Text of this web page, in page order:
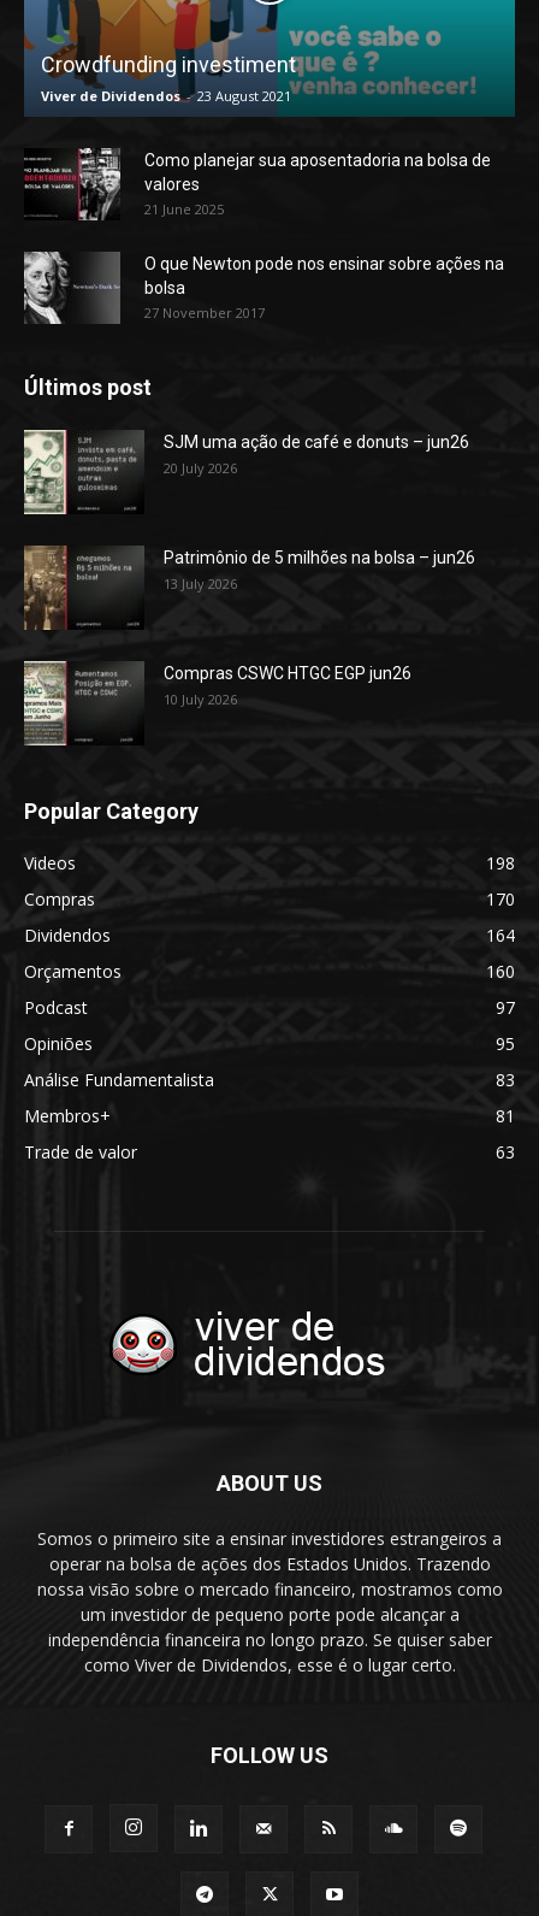
Crowdfunding investiment
Viver de Dividendos - 23 August 2021
Como planejar sua aposentadoria na bolsa de
valores
21 June 2025
O que Newton pode nos ensinar sobre ações na
bolsa
27 November 2017
Últimos post
SJM uma ação de café e donuts – jun26
20 July 2026
Patrimônio de 5 milhões na bolsa – jun26
13 July 2026
Compras CSWC HTGC EGP jun26
10 July 2026
Popular Category
Videos
198
Compras
170
Dividendos
164
Orçamentos
160
Podcast
97
Opiniões
95
Análise Fundamentalista
83
Membros+
81
Trade de valor
63
ABOUT US
Somos o primeiro site a ensinar investidores estrangeiros a
operar na bolsa de ações dos Estados Unidos. Trazendo
nossa visão sobre o mercado financeiro, mostramos como
um investidor de pequeno porte pode alcançar a
independência financeira no longo prazo. Se quiser saber
como Viver de Dividendos, esse é o lugar certo.
FOLLOW US